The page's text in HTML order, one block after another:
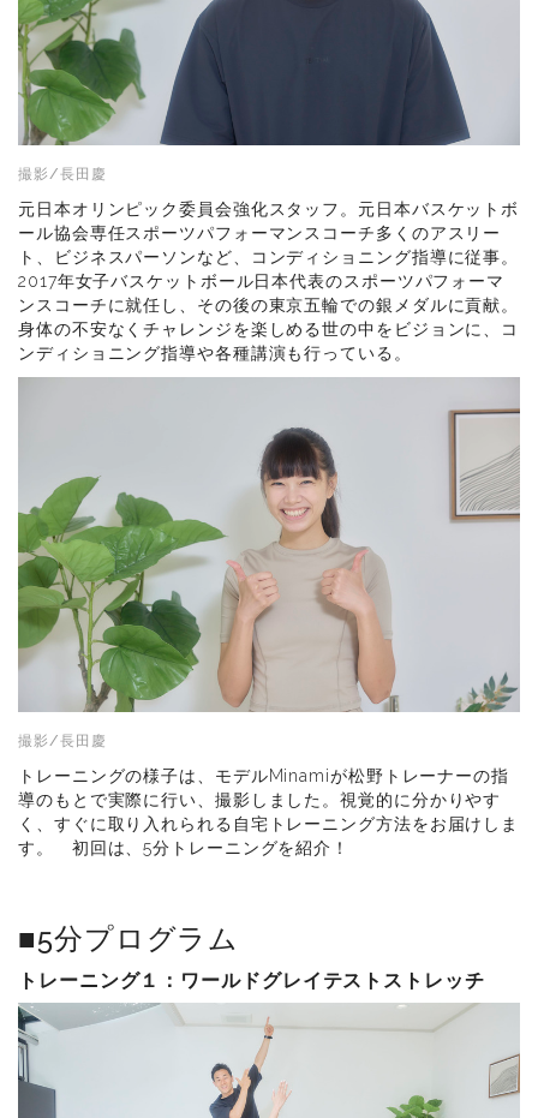
撮影/長田慶
元日本オリンピック委員会強化スタッフ。元日本バスケットボ
ール協会専任スポーツパフォーマンスコーチ多くのアスリー
ト、ビジネスパーソンなど、コンディショニング指導に従事。
2017年女子バスケットボール日本代表のスポーツパフォーマ
ンスコーチに就任し、その後の東京五輪での銀メダルに貢献。
身体の不安なくチャレンジを楽しめる世の中をビジョンに、コ
ンディショニング指導や各種講演も行っている。
撮影/長田慶
トレーニングの様子は、モデルMinamiが松野トレーナーの指
導のもとで実際に行い、撮影しました。視覚的に分かりやす
く、すぐに取り入れられる自宅トレーニング方法をお届けしま
す。 初回は、5分トレーニングを紹介！
■5分プログラム
トレーニング１： ワールドグレイテストストレッチ